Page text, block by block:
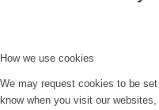
How we use cookies
We may request cookies to be
know when you visit our